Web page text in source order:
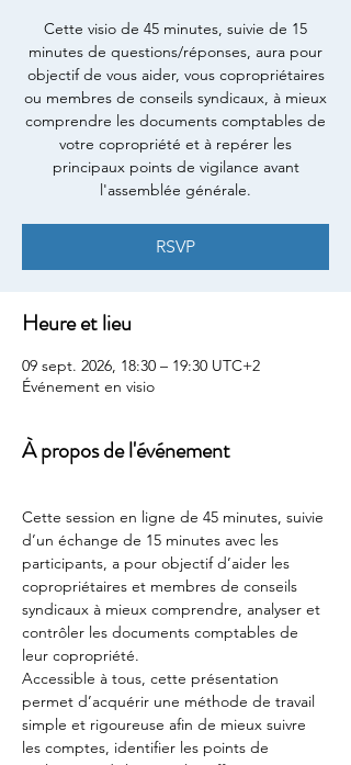
Cette visio de 45 minutes, suivie de 15
minutes de questions/réponses, aura pour
objectif de vous aider, vous copropriétaires
ou membres de conseils syndicaux, à mieux
comprendre les documents comptables de
votre copropriété et à repérer les
principaux points de vigilance avant
l'assemblée générale.
RSVP
Heure et lieu
09 sept. 2026, 18:30 – 19:30 UTC+2
Événement en visio
À propos de l'événement
Cette session en ligne de 45 minutes, suivie
d’un échange de 15 minutes avec les
participants, a pour objectif d’aider les
copropriétaires et membres de conseils
syndicaux à mieux comprendre, analyser et
contrôler les documents comptables de
leur copropriété.
Accessible à tous, cette présentation
permet d’acquérir une méthode de travail
simple et rigoureuse afin de mieux suivre
les comptes, identifier les points de